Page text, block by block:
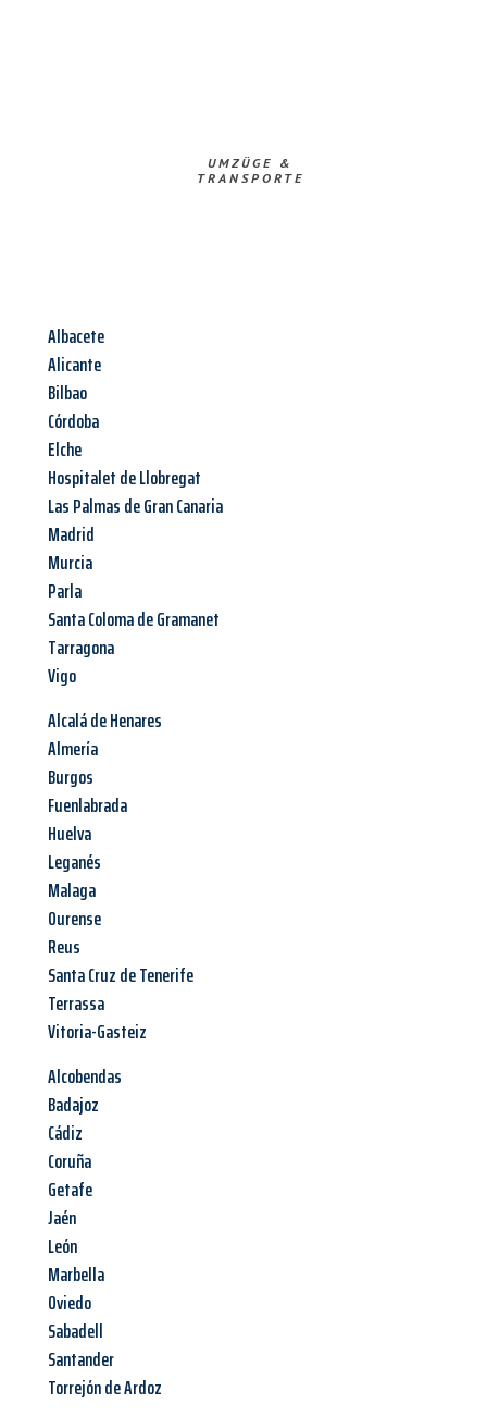
UMZÜGE &
TRANSPORTE
Albacete
Alicante
Bilbao
Córdoba
Elche
Hospitalet de Llobregat
Las Palmas de Gran Canaria
Madrid
Murcia
Parla
Santa Coloma de Gramanet
Tarragona
Vigo
Alcalá de Henares
Almería
Burgos
Fuenlabrada
Huelva
Leganés
Malaga
Ourense
Reus
Santa Cruz de Tenerife
Terrassa
Vitoria-Gasteiz
Alcobendas
Badajoz
Cádiz
Coruña
Getafe
Jaén
León
Marbella
Oviedo
Sabadell
Santander
Torrejón de Ardoz